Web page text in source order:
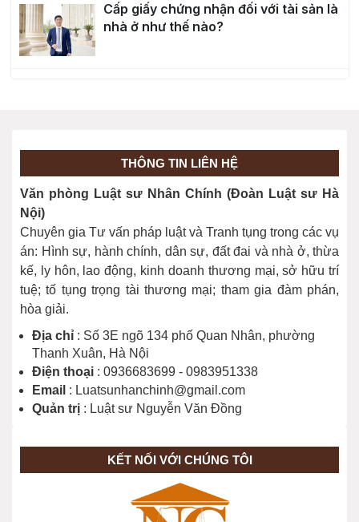
Cấp giấy chứng nhận đối với tài sản là
nhà ở như thế nào?
Điều kiện cấp Sổ đỏ với diện tích đất
tăng thêm như thế nào?
Thủ tục cấp sổ đỏ lần đầu cho “đất
xen kẹt”
Thủ tục tách thửa đất được thực hiện
thế nào?
Được đền bù ra sao khi xây mới nhà
tập thể?
THÔNG TIN LIÊN HỆ
Văn phòng Luật sư Nhân Chính (Đoàn Luật sư Hà
Nội)
Chuyên gia Tư vấn pháp luật và Tranh tụng trong các vụ
án: Hình sự, hành chính, dân sự, đất đai và nhà ở, thừa
kế, ly hôn, lao động, kinh doanh thương mại, sở hữu trí
tuệ; tố tụng trọng tài thương mại; tham gia đàm phán,
hòa giải.
Địa chỉ : Số 3E ngõ 134 phố Quan Nhân, phường
Thanh Xuân, Hà Nội
Điện thoại : 0936683699 - 0983951338
Email : Luatsunhanchinh@gmail.com
Quản trị : Luật sư Nguyễn Văn Đồng
KẾT NỐI VỚI CHÚNG TÔI